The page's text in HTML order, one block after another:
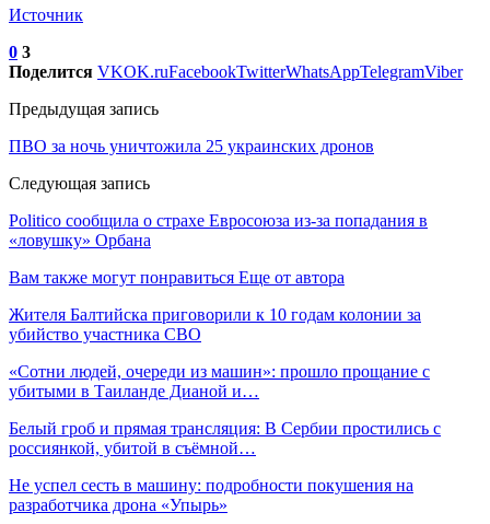
Источник
0 3
Поделится VKOK.ruFacebookTwitterWhatsAppTelegramViber
Предыдущая запись
ПВО за ночь уничтожила 25 украинских дронов
Следующая запись
Politico сообщила о страхе Евросоюза из-за попадания в
«ловушку» Орбана
Вам также могут понравиться Еще от автора
Жителя Балтийска приговорили к 10 годам колонии за
убийство участника СВО
«Сотни людей, очереди из машин»: прошло прощание с
убитыми в Таиланде Дианой и…
Белый гроб и прямая трансляция: В Сербии простились с
россиянкой, убитой в съёмной…
Не успел сесть в машину: подробности покушения на
разработчика дрона «Упырь»